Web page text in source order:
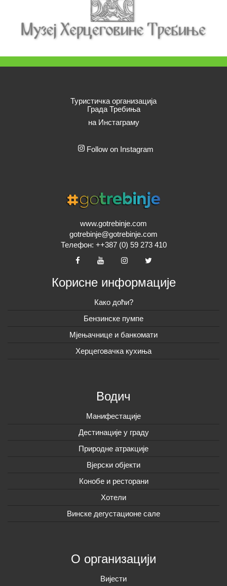
Туристичка организација
Града Требиња
на Инстаграму
Follow on Instagram
www.gotrebinje.com
gotrebinje@gotrebinje.com
Телефон: ++387 (0) 59 273 410
Корисне информације
Како доћи?
Бензинске пумпе
Мјењачнице и банкомати
Херцеговачка кухиња
Водич
Манифестације
Дестинације у граду
Природне атракције
Вјерски објекти
Конобе и ресторани
Хотели
Винске дегустационе сале
О организацији
Вијeсти